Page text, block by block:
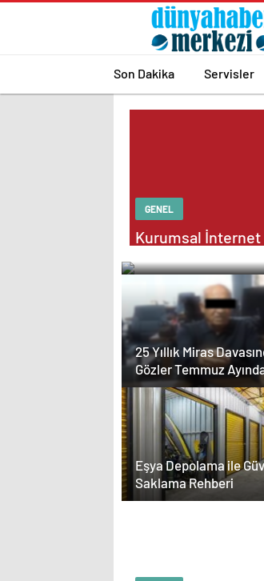
Son Dakika Servisler
GENEL
Kurumsal İnternet
25 Yıllık Miras
Gözler Temmuz
Karar Duruşmasına
Eşya Depolama ile
Saklama Rehberi